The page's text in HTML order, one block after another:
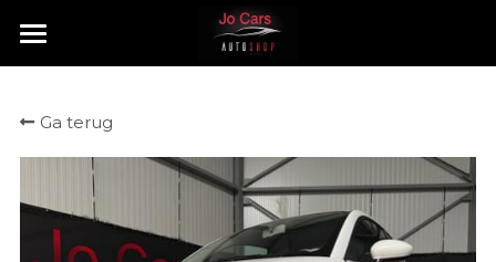
HOME
TE KOOP
VERKOCHT
CONTACT
Ga terug